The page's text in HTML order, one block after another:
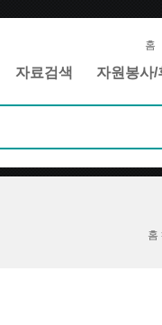
홈
자료검색 자원봉사/
홈